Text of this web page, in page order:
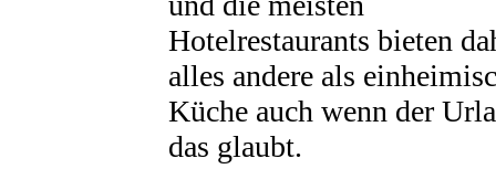
Hotelrestaurants bieten
alles andere als
Küche auch wenn der
das glaubt.